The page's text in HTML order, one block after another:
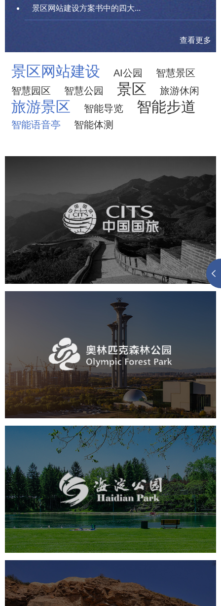
景区网站建设方案书中的四大...
查看更多
景区网站建设 AI公园
智慧景区
智慧园区
智慧公园 景区 旅游休闲
旅游景区 智能导览 智能步道
智能语音亭 智能体测
中国国旅
旅游休闲 电商网站 网站建设
奥体森林公园
旅游休闲 公园 AI人工智能
智慧公园
智慧体育公园
智能步道 智能大数据平台
海淀公园
旅游休闲 公园 AI人工智能 智慧公园
智能步道
智能大数据平台
AR太极 智能语音亭
云冈石窟